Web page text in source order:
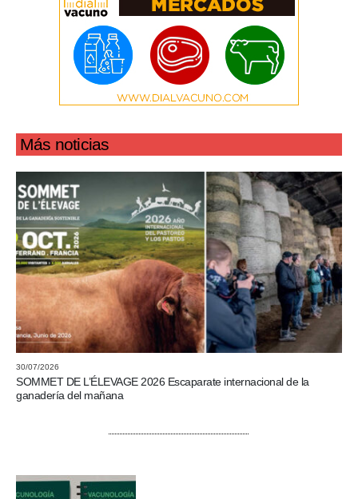
Más noticias
30/07/2026
SOMMET DE L’ÉLEVAGE 2026 Escaparate internacional de la
ganadería del mañana